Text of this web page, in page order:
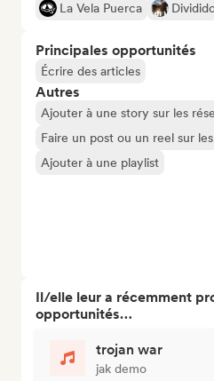
La Vela Puerca
Principales opportunités
Écrire des articles
Autres
Ajouter à une story sur les
Faire un post ou un reel sur
Ajouter à une playlist
Il/elle leur a récemment
opportunités…
trojan war
jak demo